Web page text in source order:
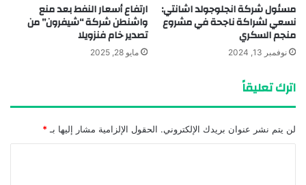
مسئول شركة انجلوجولد اشانتي:
نسعي لشراكة ناجحة في مشروع
منجم السكري
نوفمبر 13, 2024
ارتفاع أسعار النفط بعد منع
واشنطن شركة “شيفرون” من
تصدير خام فنزويلا
مايو 28, 2025
اترك تعليقاً
لن يتم نشر عنوان بريدك الإلكتروني. الحقول الإلزامية مشار إليها بـ *